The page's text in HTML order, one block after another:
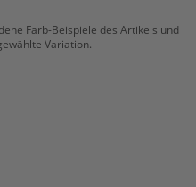
Farb-Beispiele des Artikels und
Variation.